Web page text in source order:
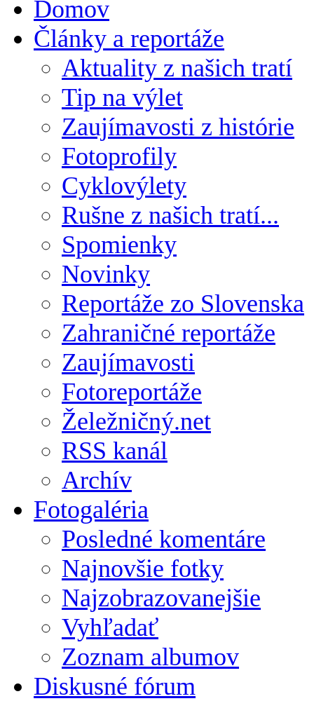
Domov
Články a reportáže
Aktuality z našich tratí
Tip na výlet
Zaujímavosti z histórie
Fotoprofily
Cyklovýlety
Rušne z našich tratí...
Spomienky
Novinky
Reportáže zo Slovenska
Zahraničné reportáže
Zaujímavosti
Fotoreportáže
Želežničný.net
RSS kanál
Archív
Fotogaléria
Posledné komentáre
Najnovšie fotky
Najzobrazovanejšie
Vyhľadať
Zoznam albumov
Diskusné fórum